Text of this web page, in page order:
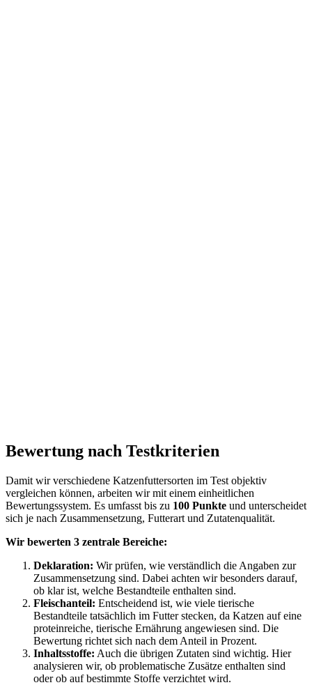
Bewertung nach Testkriterien
Damit wir verschiedene Katzenfuttersorten im Test objektiv
vergleichen können, arbeiten wir mit einem einheitlichen
Bewertungssystem. Es umfasst bis zu 100 Punkte und unterscheidet
sich je nach Zusammensetzung, Futterart und Zutatenqualität.
Wir bewerten 3 zentrale Bereiche:
Deklaration: Wir prüfen, wie verständlich die Angaben zur
Zusammensetzung sind. Dabei achten wir besonders darauf,
ob klar ist, welche Bestandteile enthalten sind.
Fleischanteil: Entscheidend ist, wie viele tierische
Bestandteile tatsächlich im Futter stecken, da Katzen auf eine
proteinreiche, tierische Ernährung angewiesen sind. Die
Bewertung richtet sich nach dem Anteil in Prozent.
Inhaltsstoffe: Auch die übrigen Zutaten sind wichtig. Hier
analysieren wir, ob problematische Zusätze enthalten sind
oder ob auf bestimmte Stoffe verzichtet wird.